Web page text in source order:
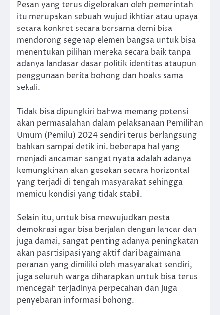
Pesan yang terus digelorakan oleh pemerintah
itu merupakan sebuah wujud ikhtiar atau upaya
secara konkret secara bersama demi bisa
mendorong segenap elemen bangsa untuk bisa
menentukan pilihan mereka secara baik tanpa
adanya landasar dasar politik identitas ataupun
penggunaan berita bohong dan hoaks sama
sekali.
Tidak bisa dipungkiri bahwa memang potensi
akan permasalahan dalam pelaksanaan Pemilihan
Umum (Pemilu) 2024 sendiri terus berlangsung
bahkan sampai detik ini. beberapa hal yang
menjadi ancaman sangat nyata adalah adanya
kemungkinan akan gesekan secara horizontal
yang terjadi di tengah masyarakat sehingga
memicu kondisi yang tidak stabil.
Selain itu, untuk bisa mewujudkan pesta
demokrasi agar bisa berjalan dengan lancar dan
juga damai, sangat penting adanya peningkatan
akan pasrtisipasi yang aktif dari bagaimana
peranan yang dimiliki oleh masyarakat sendiri,
juga seluruh warga diharapkan untuk bisa terus
mencegah terjadinya perpecahan dan juga
penyebaran informasi bohong.